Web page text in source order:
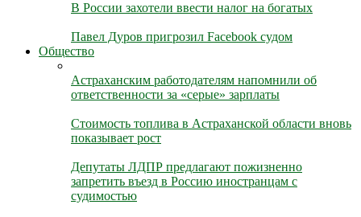
В России захотели ввести налог на богатых
Павел Дуров пригрозил Facebook судом
Общество
Астраханским работодателям напомнили об
ответственности за «серые» зарплаты
Стоимость топлива в Астраханской области вновь
показывает рост
Депутаты ЛДПР предлагают пожизненно
запретить въезд в Россию иностранцам с
судимостью